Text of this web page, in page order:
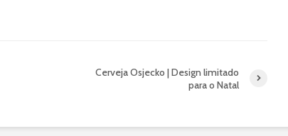
Cerveja Osjecko | Design limitado
para o Natal